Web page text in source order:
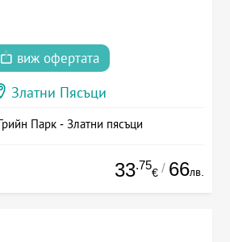
виж офертата
Златни Пясъци
Парк - Златни пясъци
33.75
€ / 66лв.